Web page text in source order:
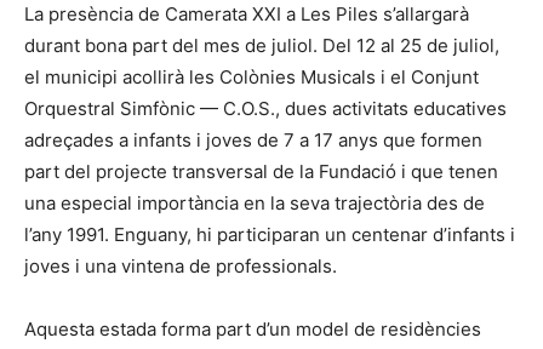
La presència de Camerata XXI a Les Piles s’allargarà
durant bona part del mes de juliol. Del 12 al 25 de juliol,
el municipi acollirà les Colònies Musicals i el Conjunt
Orquestral Simfònic — C.O.S., dues activitats educatives
adreçades a infants i joves de 7 a 17 anys que formen
part del projecte transversal de la Fundació i que tenen
una especial importància en la seva trajectòria des de
l’any 1991. Enguany, hi participaran un centenar d’infants i
joves i una vintena de professionals.
Aquesta estada forma part d’un model de residències